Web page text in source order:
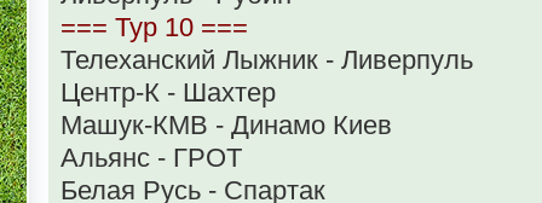
=== Тур 10 ===
Телеханский Лыжник - Ливерпуль
Центр-К - Шахтер
Машук-КМВ - Динамо Киев
Альянс - ГРОТ
Белая Русь - Спартак